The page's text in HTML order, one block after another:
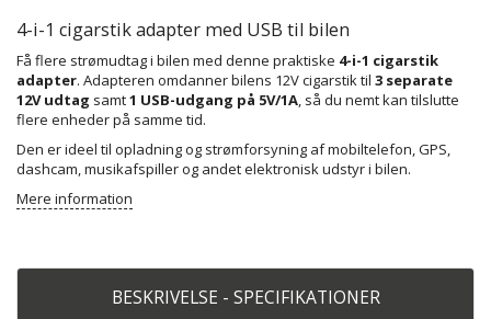
4-i-1 cigarstik adapter med USB til bilen
Få flere strømudtag i bilen med denne praktiske 4-i-1 cigarstik
adapter. Adapteren omdanner bilens 12V cigarstik til 3 separate
12V udtag samt1 USB-udgang på 5V/1A, så du nemt kan tilslutte
flere enheder på samme tid.
Den er ideel til opladning og strømforsyning af mobiltelefon, GPS,
dashcam, musikafspiller og andet elektronisk udstyr i bilen.
Mere information
BESKRIVELSE - SPECIFIKATIONER